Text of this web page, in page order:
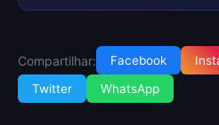
Compartilhar: Facebook
Twitter
WhatsApp